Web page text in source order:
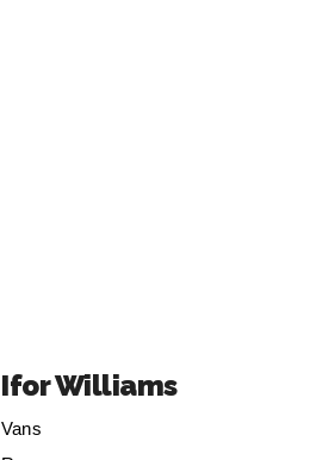
Ifor Williams
Vans